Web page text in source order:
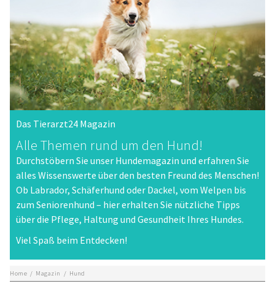
Das Tierarzt24 Magazin
Alle Themen rund um den Hund!
Durchstöbern Sie unser Hundemagazin und erfahren Sie
alles Wissenswerte über den besten Freund des Menschen!
Ob Labrador, Schäferhund oder Dackel, vom Welpen bis
zum Seniorenhund – hier erhalten Sie nützliche Tipps
über die Pflege, Haltung und Gesundheit Ihres Hundes.
Viel Spaß beim Entdecken!
Home / Magazin / Hund